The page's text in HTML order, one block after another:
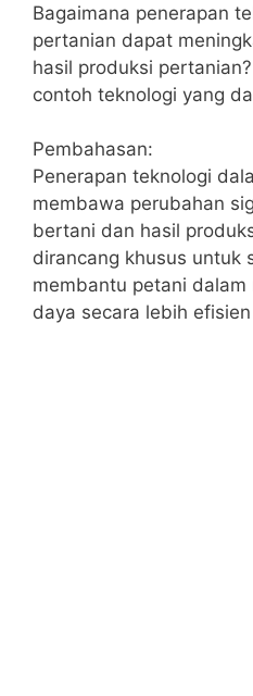
Bagaimana penerapan
pertanian dapat
hasil produksi
contoh teknologi yang
Pembahasan:
Penerapan teknologi
membawa perubahan
bertani dan hasil
dirancang khusus untuk
membantu petani
daya secara lebih